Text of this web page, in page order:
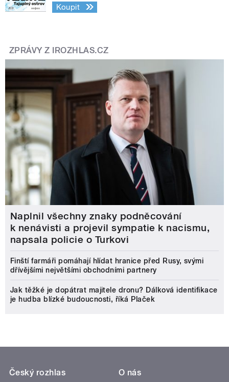
Koupit
ZPRÁVY Z IROZHLAS.CZ
Naplnil všechny znaky podněcování
k nenávisti a projevil sympatie k nacismu,
napsala policie o Turkovi
Finští farmáři pomáhají hlídat hranice před Rusy, svými
dřívějšími největšími obchodními partnery
Jak těžké je dopátrat majitele dronu? Dálková identifikace
je hudba blízké budoucnosti, říká Plaček
Český rozhlas
O nás